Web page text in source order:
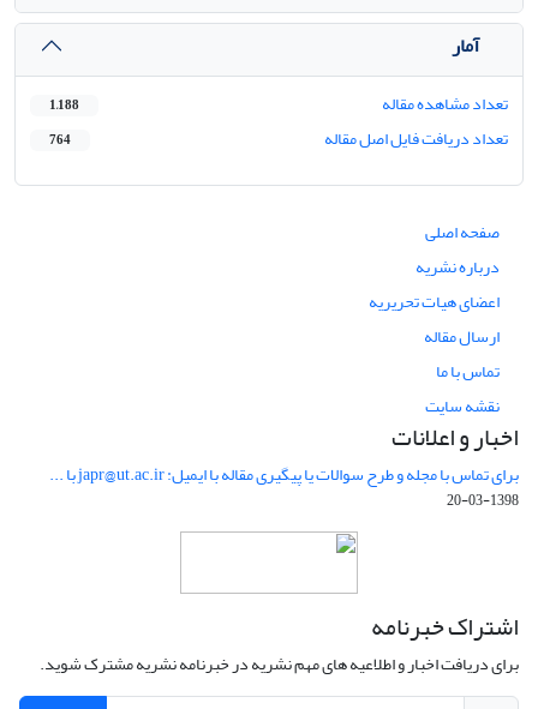
آمار
تعداد مشاهده مقاله 1,188
تعداد دریافت فایل اصل مقاله 764
صفحه اصلی
درباره نشریه
اعضای هیات تحریریه
ارسال مقاله
تماس با ما
نقشه سایت
اخبار و اعلانات
برای تماس با مجله و طرح سوالات یا پیگیری مقاله با ایمیل: japr@ut.ac.ir با ...
1398-03-20
اشتراک خبرنامه
برای دریافت اخبار و اطلاعیه های مهم نشریه در خبرنامه نشریه مشترک شوید.